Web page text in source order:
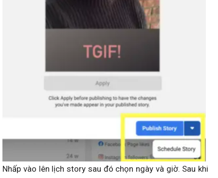
Nhấp vào lên lịch story sau đó chọn ngày và giờ. Sau khi